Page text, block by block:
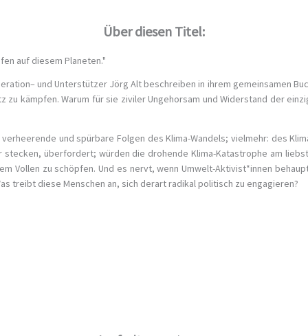
Über diesen Titel:
auf diesem Planeten."
und Unterstützer Jörg Alt beschreiben in ihrem gemeinsamen
kämpfen. Warum für sie ziviler Ungehorsam und Widerstand der
und spürbare Folgen des Klima-Wandels; vielmehr: des
überfordert; würden die drohende Klima-Katastrophe am
Vollen zu schöpfen. Und es nervt, wenn Umwelt-Aktivist*innen
treibt diese Menschen an, sich derart radikal politisch zu engagieren?